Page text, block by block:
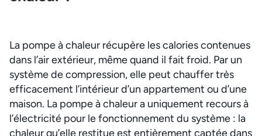
La pompe à chaleur récupère les calories contenues
dans l’air extérieur, même quand il fait froid. Par un
système de compression, elle peut chauffer très
efficacement l’intérieur d’un appartement ou d’une
maison. La pompe à chaleur a uniquement recours à
l’électricité pour le fonctionnement du système : la
chaleur qu’elle restitue est entièrement captée dans